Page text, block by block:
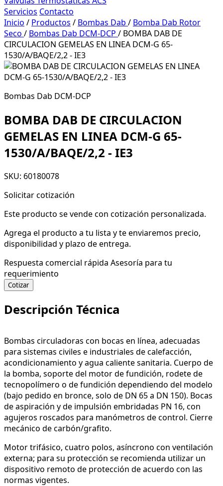
Servicios Contacto
Inicio / Productos / Bombas Dab / Bomba Dab Rotor
Seco / Bombas Dab DCM-DCP / BOMBA DAB DE
CIRCULACION GEMELAS EN LINEA DCM-G 65-
1530/A/BAQE/2,2 - IE3
Bombas Dab DCM-DCP
BOMBA DAB DE CIRCULACION
GEMELAS EN LINEA DCM-G 65-
1530/A/BAQE/2,2 - IE3
SKU: 60180078
Solicitar cotización
Este producto se vende con cotización personalizada.
Agrega el producto a tu lista y te enviaremos precio,
disponibilidad y plazo de entrega.
Respuesta comercial rápida Asesoría para tu
requerimiento
Cotizar
Descripción Técnica
Bombas circuladoras con bocas en línea, adecuadas
para sistemas civiles e industriales de calefacción,
acondicionamiento y agua caliente sanitaria. Cuerpo de
la bomba, soporte del motor de fundición, rodete de
tecnopolímero o de fundición dependiendo del modelo
(bajo pedido en bronce, solo de DN 65 a DN 150). Bocas
de aspiración y de impulsión embridadas PN 16, con
agujeros roscados para manómetros de control. Cierre
mecánico de carbón/grafito.
Motor trifásico, cuatro polos, asíncrono con ventilación
externa; para su protección se recomienda utilizar un
dispositivo remoto de protección de acuerdo con las
normas vigentes.